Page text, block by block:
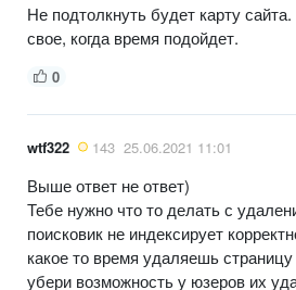
Не подтолкнуть будет карту
свое, когда время подойдет.
0
wtf322 143 25.06.2021 11:01
Выше ответ не ответ)
Тебе нужно что то делать с
поисковик не индексирует
какое то время удаляешь страницу
убери возможность у юзеров их